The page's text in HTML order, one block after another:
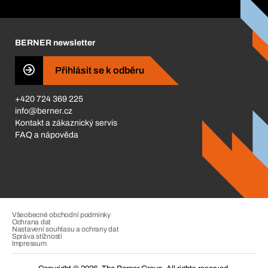
BERNER Obchod
ISO Certifikáty
Business Conduct
BERNER newsletter
Přihlásit se k odběru
+420 724 369 225
info@berner.cz
Kontakt a zákaznický servis
FAQ a nápověda
Všeobecné obchodní podmínky
Ochrana dat
Nastavení souhlasu a ochrany dat
Správa stížností
Impressum